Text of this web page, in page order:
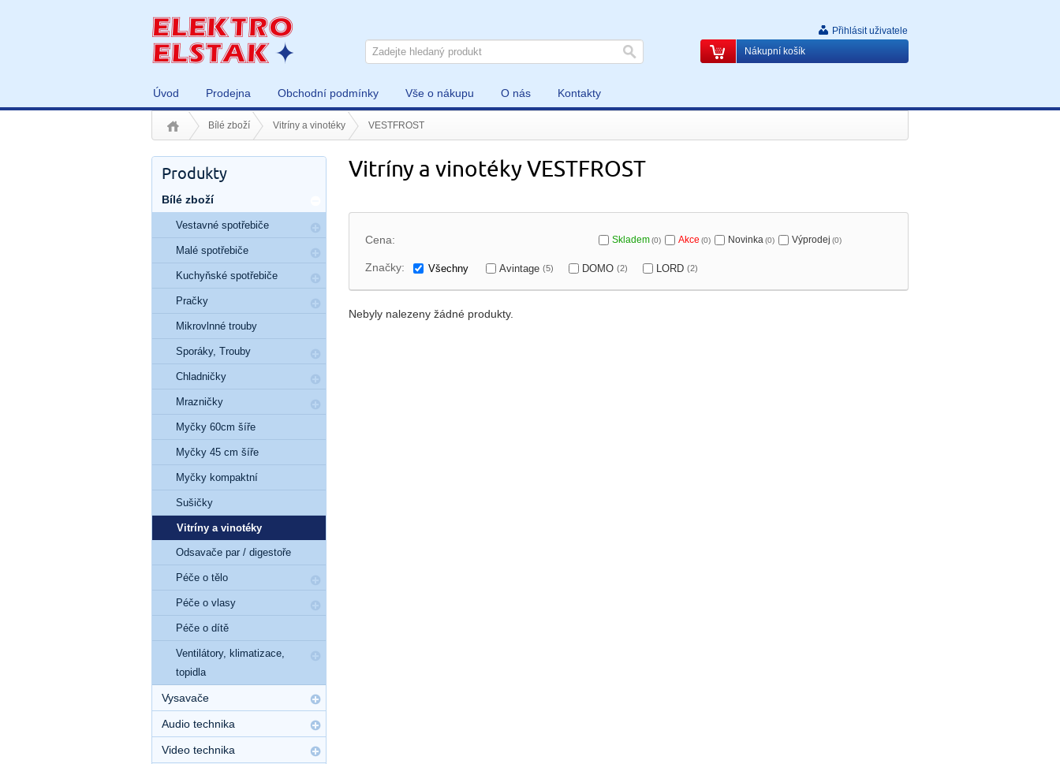
Úvod Prodejna Obchodní podmínky Vše o nákupu O nás Kontakty
Přihlásit uživatele
Nákupní košík
Bílé zboží Vitríny a vinotéky VESTFROST
Vitríny a vinotéky VESTFROST
Cena: Skladem(0) Akce (0) Novinka(0) Výprodej (0)
Značky: Všechny Avintage (5) DOMO (2) LORD (2)
Nebyly nalezeny žádné produkty.
Produkty
Bílé zboží
Vestavné spotřebiče
Malé spotřebiče
Kuchyňské spotřebiče
Pračky
Mikrovlnné trouby
Sporáky, Trouby
Chladničky
Mrazničky
Myčky 60cm šíře
Myčky 45 cm šíře
Myčky kompaktní
Sušičky
Vitríny a vinotéky
Odsavače par / digestoře
Péče o tělo
Péče o vlasy
Péče o dítě
Ventilátory, klimatizace,
topidla
Vysavače
Audio technika
Video technika